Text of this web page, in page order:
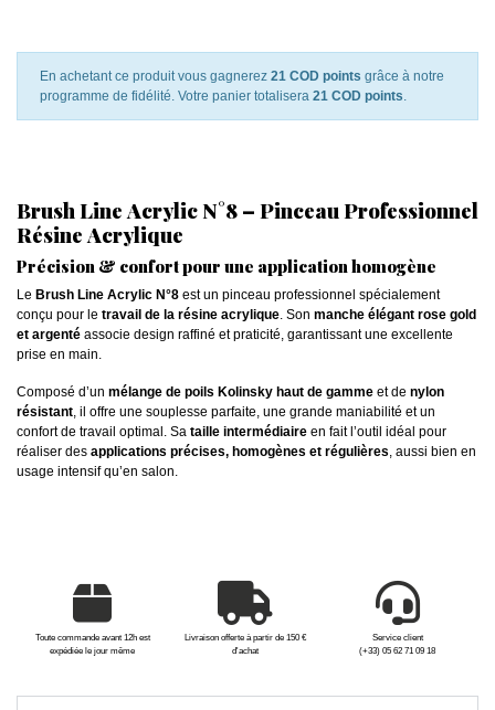
En achetant ce produit vous gagnerez 21 COD points grâce à notre
programme de fidélité. Votre panier totalisera 21 COD points.
Brush Line Acrylic N°8 – Pinceau Professionnel
Résine Acrylique
Précision & confort pour une application homogène
Le Brush Line Acrylic N°8 est un pinceau professionnel spécialement
conçu pour le travail de la résine acrylique. Son manche élégant rose gold
et argenté associe design raffiné et praticité, garantissant une excellente
prise en main.
Composé d’un mélange de poils Kolinsky haut de gamme et de nylon
résistant, il offre une souplesse parfaite, une grande maniabilité et un
confort de travail optimal. Sa taille intermédiaire en fait l’outil idéal pour
réaliser des applications précises, homogènes et régulières, aussi bien en
usage intensif qu’en salon.
Toute commande avant 12h est
expédiée le jour même
Livraison offerte à partir de 150 €
d'achat
Service client
(+33) 05 62 71 09 18